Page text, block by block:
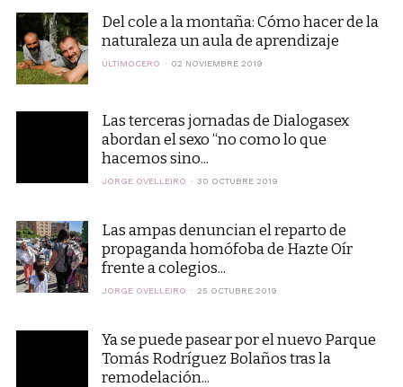
Del cole a la montaña: Cómo hacer de la
naturaleza un aula de aprendizaje
ÚLTIMOCERO 02 NOVIEMBRE 2019
Las terceras jornadas de Dialogasex
abordan el sexo “no como lo que
hacemos sino...
JORGE OVELLEIRO 30 OCTUBRE 2019
Las ampas denuncian el reparto de
propaganda homófoba de Hazte Oír
frente a colegios...
JORGE OVELLEIRO 25 OCTUBRE 2019
Ya se puede pasear por el nuevo Parque
Tomás Rodríguez Bolaños tras la
remodelación...